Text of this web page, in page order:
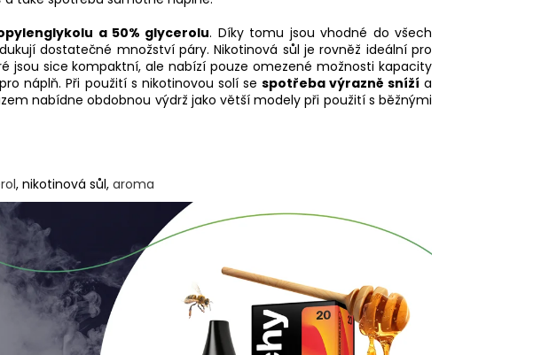
a 50% glycerolu. Díky tomu jsou vhodné do všech
dostatečné množství páry. Nikotinová sůl je rovněž ideální pro
jsou sice kompaktní, ale nabízí pouze omezené možnosti kapacity
náplň. Při použití s nikotinovou solí se spotřeba výrazně sníží a
nabídne obdobnou výdrž jako větší modely při použití s běžnými
, nikotinová sůl, aroma